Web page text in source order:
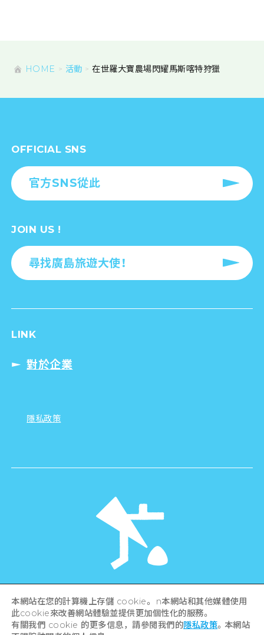
HOME 活動 在世羅大寶農場閃耀馬斯喀特狩獵
OFFICIAL SNS
官方SNS從此
JOIN US !
尋找廣島旅遊大使！
LINK
對於企業
隱私政策
Hiroshima Prefecture / Hiroshima City .
All rights reserved
本網站在您的計算機上存儲 cookie。 n本網站和其他媒體使用
此cookie來改善網站體驗並提供更加個性化的服務。
有關我們 cookie 的更多信息，請參閱我們的隱私政策。本網站